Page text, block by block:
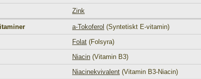
Zink
a-Tokoferol (Syntetiskt E-vitamin)
Folat (Folsyra)
Niacin (Vitamin B3)
Niacinekvivalent (Vitamin B3-Niacin)